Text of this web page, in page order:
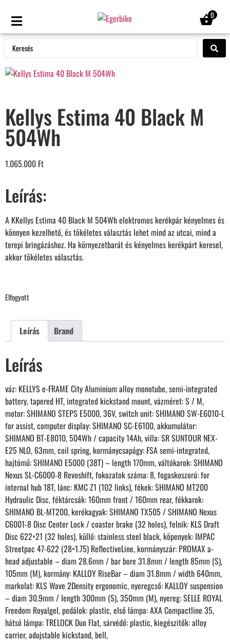
0
Kellys Estima 40 Black M
504Wh
1.065.000 Ft
Leírás:
A KKellys Estima 40 Black M 504Wh elektromos kerékpár kényelmes és
könnyen kezelhető, és tökéletes választás lehet mind az utcai, mind a
terepi bringázáshoz. Ha környezetbarát és kényelmes kerékpárt keresel,
akkor tökéletes választás.
Elfogyott
Leírás Brand
Leírás
váz: KELLYS e-FRAME City Aluminium alloy monotube, semi-integrated
battery, tapered HT, integrated kickstand mount, vázméret: S / M,
motor: SHIMANO STEPS E5000, 36V, switch unit: SHIMANO SW-E6010-L
for assist, computer display: SHIMANO SC-E6100, akkumulátor:
SHIMANO BT-E8010, 504Wh / capacity 14Ah, villa: SR SUNTOUR NEX-
E25 NLO, 63mm, coil spring, kormánycsapágy: FSA semi-integrated,
hajtómű: SHIMANO E5000 (38T) – length 170mm, váltókarok: SHIMANO
Nexus SL-C6000-8 Revoshift, fokozatok száma: 8, fogaskoszorú: for
internal hub 18T, lánc: KMC Z1 (102 links), fékek: SHIMANO MT200
Hydraulic Disc, féktárcsák: 160mm front / 160mm rear, fékkarok:
SHIMANO BL-MT200, kerékagyak: SHIMANO TX505 / SHIMANO Nexus
C6001-8 Disc Center Lock / coaster brake (32 holes), felnik: KLS Draft
Disc 622×21 (32 holes), küllő: stainless steel black, köpenyek: IMPAC
Streetpac 47-622 (28×1.75) ReflectiveLine, kormányszár: PROMAX a-
head adjustable – diam 28.6mm / bar bore 31.8mm / length 85mm (S),
105mm (M), kormány: KALLOY RiseBar – diam 31.8mm / width 640mm,
markolat: KLS Wave 2Density ergonomic, nyeregcső: KALLOY suspension
– diam 30.9mm / length 300mm (S), 350mm (M), nyereg: SELLE ROYAL
Freedom Royalgel, pedálok: plastic, első lámpa: AXA Compactline 35,
hátsó lámpa: TRELOCK Duo Flat, sárvédő: plastic, kiegészitők: alloy
carrier, adujstable kickstand, bell,